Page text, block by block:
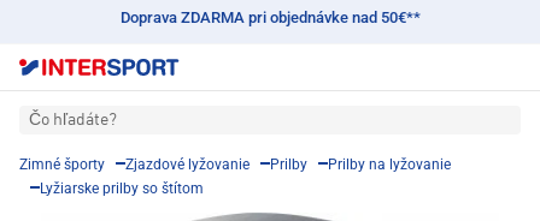
Doprava ZDARMA pri objednávke nad 50€**
Čo hľadáte?
Zimné športy Zjazdové lyžovanie Prilby
Prilby na lyžovanie
Lyžiarske prilby so štítom